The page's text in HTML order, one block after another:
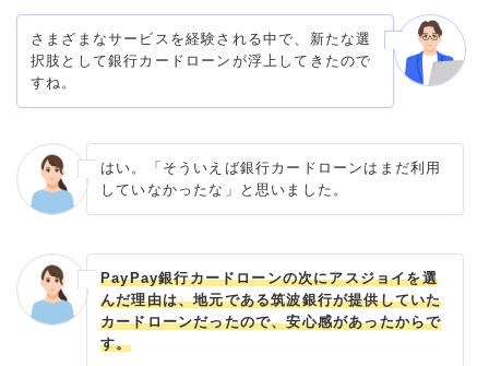
さまざまなサービスを経験される中で、新たな選
択肢として銀行カードローンが浮上してきたので
すね。
はい。「そういえば銀行カードローンはまだ利用
していなかったな」と思いました。
PayPay銀行カードローンの次にアスジョイを選
んだ理由は、地元である筑波銀行が提供していた
カードローンだったので、安心感があったからで
す。